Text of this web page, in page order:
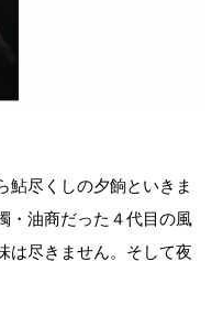
鮎尽くしの夕餉といきま
・油商だった４代目の風
は尽きません。そして夜